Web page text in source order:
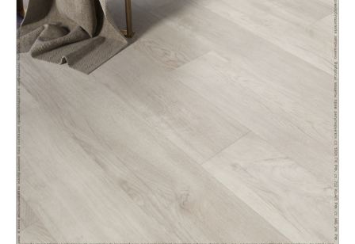
Распродажа